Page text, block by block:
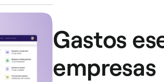
Gastos
empresas